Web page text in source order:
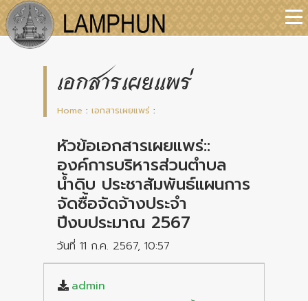
เอกสารเผยแพร่
Home : เอกสารเผยแพร่ :
หัวข้อเอกสารเผยแพร่::
องค์การบริหารส่วนตำบล
น้ำดิบ ประชาสัมพันธ์แผนการ
จัดซื้อจัดจ้างประจำ
ปีงบประมาณ 2567
วันที่ 11 ก.ค. 2567, 10:57
admin